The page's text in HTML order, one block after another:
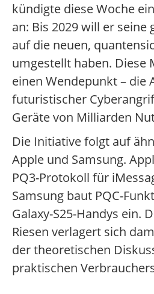
kündigte diese Woche
an: Bis 2029 will er seine
auf die neuen,
umgestellt haben.
einen Wendepunkt – die
futuristischer
Geräte von Milliarden
Die Initiative folgt auf
Apple und Samsung.
PQ3-Protokoll für
Samsung baut PQC-
Galaxy-S25-Handys ein.
Riesen verlagert sich
der theoretischen
praktischen